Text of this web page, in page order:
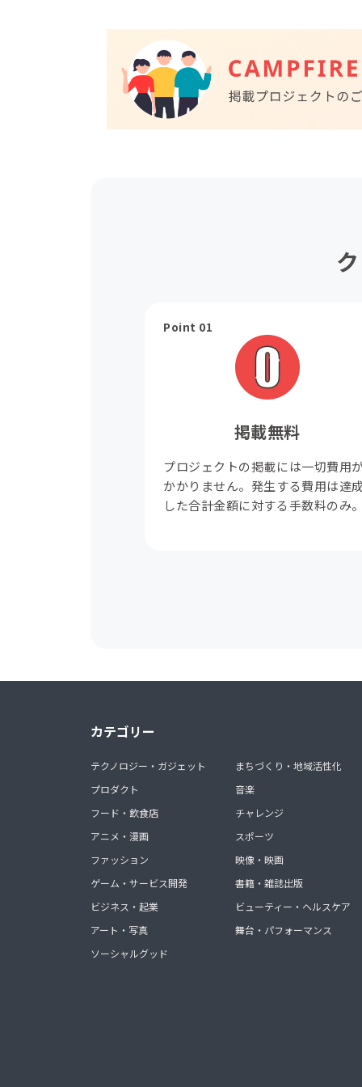
Point 01
掲載無料
プロジェクトの掲載には一切費用
かかりません。発生する費用は達
した合計金額に対する手数料のみ
カテゴリー
テクノロジー・ガジェット
プロダクト
フード・飲食店
アニメ・漫画
ファッション
ゲーム・サービス開発
ビジネス・起業
アート・写真
ソーシャルグッド
まちづくり・地域活性化
音楽
チャレンジ
スポーツ
映像・映画
書籍・雑誌出版
ビューティー・ヘルスケア
舞台・パフォーマンス